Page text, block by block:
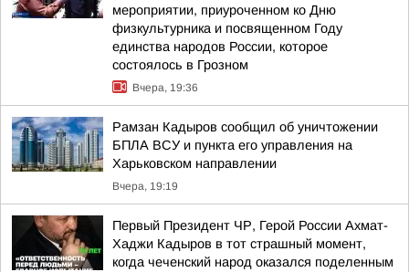
мероприятии, приуроченном ко Дню
физкультурника и посвященном Году
единства народов России, которое
состоялось в Грозном
Вчера, 19:36
Рамзан Кадыров сообщил об уничтожении
БПЛА ВСУ и пункта его управления на
Харьковском направлении
Вчера, 19:19
Первый Президент ЧР, Герой России Ахмат-
Хаджи Кадыров в тот страшный момент,
когда чеченский народ оказался поделенным